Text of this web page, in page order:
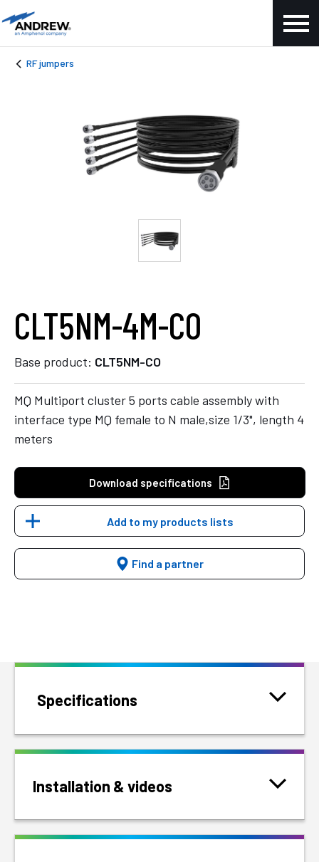
RF jumpers
CLT5NM-4M-CO
Base product: CLT5NM-CO
MQ Multiport cluster 5 ports cable assembly with
interface type MQ female to N male,size 1/3", length 4
meters
Download specifications
Add to my products lists
Find a partner
Specifications
Installation & videos